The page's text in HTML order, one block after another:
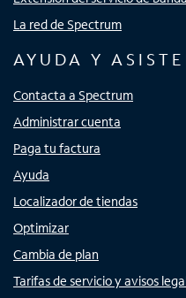
La red de Spectrum
AYUDA Y
Contacta a Spectrum
Administrar cuenta
Paga tu factura
Ayuda
Localizador de tiendas
Optimizar
Cambia de plan
Tarifas de servicio y avisos